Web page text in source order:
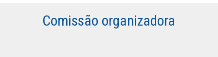
Comissão organizadora